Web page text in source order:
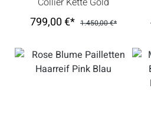
799,00 €* 1.450,00 €*